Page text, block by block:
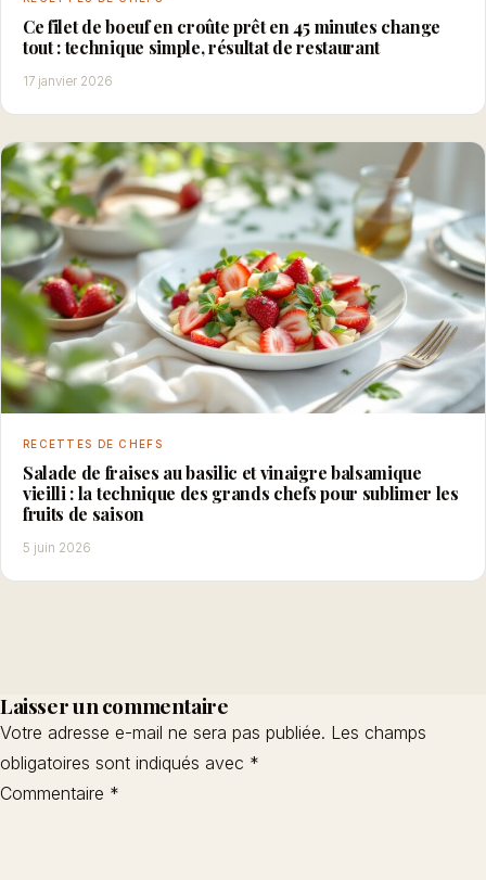
Ce filet de boeuf en croûte prêt en 45 minutes change
tout : technique simple, résultat de restaurant
17 janvier 2026
RECETTES DE CHEFS
Salade de fraises au basilic et vinaigre balsamique
vieilli : la technique des grands chefs pour sublimer les
fruits de saison
5 juin 2026
Laisser un commentaire
Votre adresse e-mail ne sera pas publiée. Les champs
obligatoires sont indiqués avec *
Commentaire *